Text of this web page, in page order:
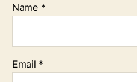
Name *
Email *